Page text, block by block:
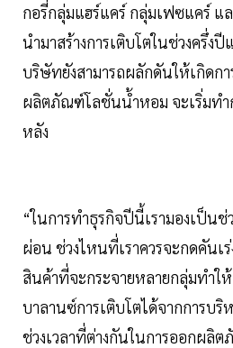
กอรี่กลุ่มแฮร์แคร์ กลุ่มเฟซแคร์ แ
นำมาสร้างการเติบโตในช่วงครึ่ง
บริษัทยังสามารถผลักดันให้เกิดก
ผลิตภัณฑ์โลชั่นน้ำหอม จะเริ่มทำ
หลัง
“ในการทำธุรกิจปีนี้เรามองเป็นช่
ผ่อน ช่วงไหนที่เราควรจะกดคันเ
สินค้าที่จะกระจายหลายกลุ่มทำใ
บาลานซ์การเติบโตได้จากการบ
ช่วงเวลาที่ต่างกันในการออกผลิ